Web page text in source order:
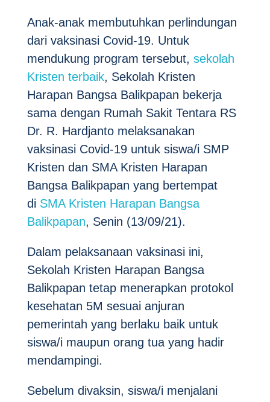
Anak-anak membutuhkan perlindungan
dari vaksinasi Covid-19. Untuk
mendukung program tersebut, sekolah
Kristen terbaik, Sekolah Kristen
Harapan Bangsa Balikpapan bekerja
sama dengan Rumah Sakit Tentara RS
Dr. R. Hardjanto melaksanakan
vaksinasi Covid-19 untuk siswa/i SMP
Kristen dan SMA Kristen Harapan
Bangsa Balikpapan yang bertempat
di SMA Kristen Harapan Bangsa
Balikpapan, Senin (13/09/21).
Dalam pelaksanaan vaksinasi ini,
Sekolah Kristen Harapan Bangsa
Balikpapan tetap menerapkan protokol
kesehatan 5M sesuai anjuran
pemerintah yang berlaku baik untuk
siswa/i maupun orang tua yang hadir
mendampingi.
Sebelum divaksin, siswa/i menjalani